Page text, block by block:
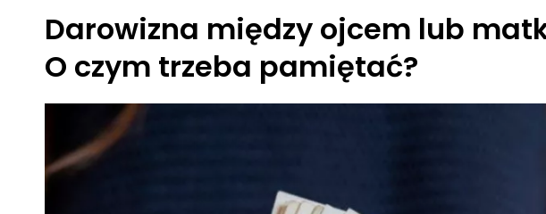
Darowizna między ojcem lub
O czym trzeba pamiętać?